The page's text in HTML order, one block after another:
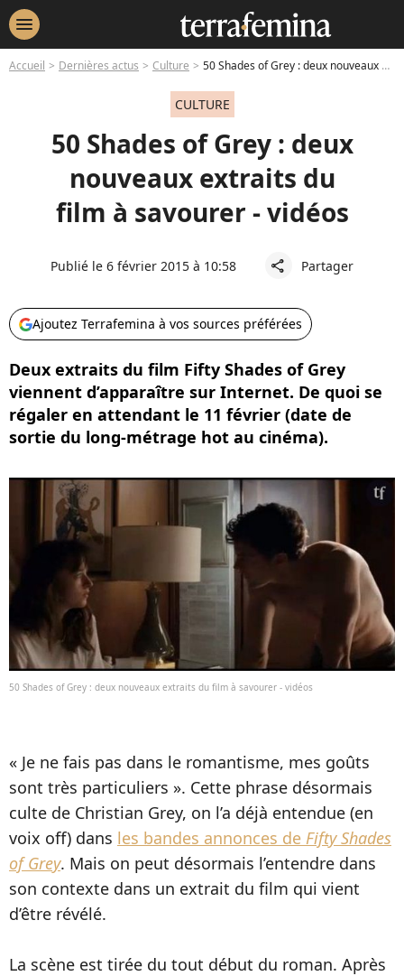
menu
Accueil Dernières actus Culture 50 Shades of Grey : deux nouveaux extraits du film à savourer - vidéos
CULTURE
50 Shades of Grey : deux
nouveaux extraits du
film à savourer - vidéos
Publié le 6 février 2015 à 10:58 share Partager
Ajoutez Terrafemina à vos sources préférées
Deux extraits du film Fifty Shades of Grey
viennent d’apparaître sur Internet. De quoi se
régaler en attendant le 11 février (date de
sortie du long-métrage hot au cinéma).
50 Shades of Grey : deux nouveaux extraits du film à savourer - vidéos
« Je ne fais pas dans le romantisme, mes goûts
sont très particuliers ». Cette phrase désormais
culte de Christian Grey, on l’a déjà entendue (en
voix off) dans les bandes annonces de Fifty Shades
of Grey. Mais on peut désormais l’entendre dans
son contexte dans un extrait du film qui vient
d’être révélé.
La scène est tirée du tout début du roman. Après